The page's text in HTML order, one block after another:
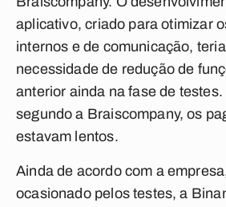
aplicativo, criado para otimizar
internos e de comunicação,
necessidade de redução de
anterior ainda na fase de
segundo a Braiscompany, os
estavam lentos.
Ainda de acordo com a
ocasionado pelos testes, a